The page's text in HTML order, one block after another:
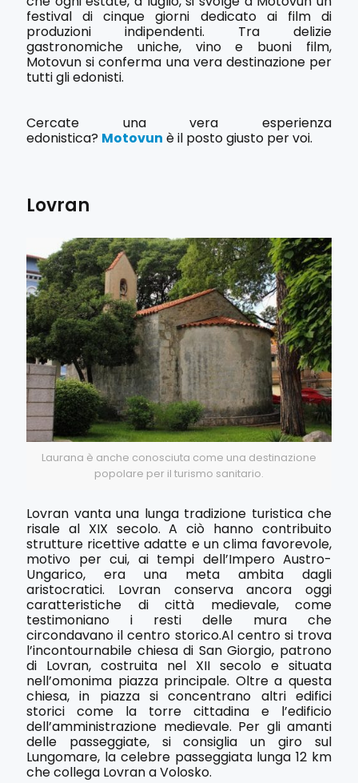
festival di cinque giorni dedicato ai film di
produzioni indipendenti. Tra delizie
gastronomiche uniche, vino e buoni film,
Motovun si conferma una vera destinazione per
tutti gli edonisti.
Cercate una vera esperienza
edonistica? Motovun è il posto giusto per voi.
Lovran
Laurana è anche conosciuta come una destinazione
popolare per il turismo sanitario.
Lovran vanta una lunga tradizione turistica che
risale al XIX secolo. A ciò hanno contribuito
strutture ricettive adatte e un clima favorevole,
motivo per cui, ai tempi dell’Impero Austro-
Ungarico, era una meta ambita dagli
aristocratici. Lovran conserva ancora oggi
caratteristiche di città medievale, come
testimoniano i resti delle mura che
circondavano il centro storico.Al centro si trova
l’incontournabile chiesa di San Giorgio, patrono
di Lovran, costruita nel XII secolo e situata
nell’omonima piazza principale. Oltre a questa
chiesa, in piazza si concentrano altri edifici
storici come la torre cittadina e l’edificio
dell’amministrazione medievale. Per gli amanti
delle passeggiate, si consiglia un giro sul
Lungomare, la celebre passeggiata lunga 12 km
che collega Lovran a Volosko.